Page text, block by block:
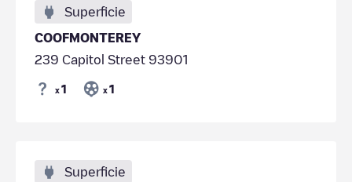
Superficie
COOFMONTEREY
239 Capitol Street 93901
x 1 x 1
Superficie